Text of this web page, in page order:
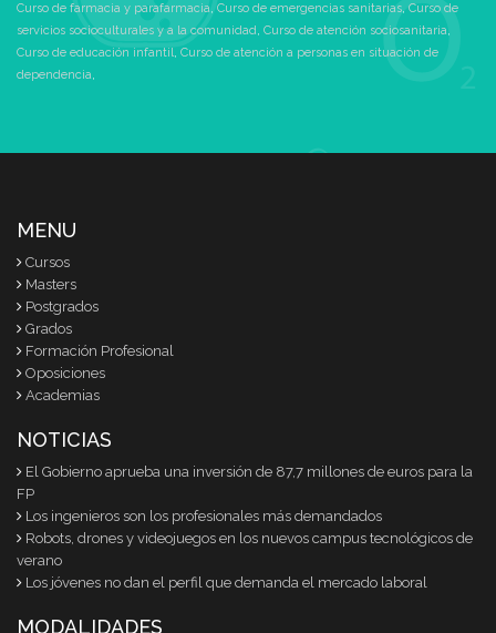
Curso de farmacia y parafarmacia,Curso de emergencias sanitarias,Curso de
servicios socioculturales y a la comunidad, Curso de atención sociosanitaria,
Curso de educación infantil, Curso de atención a personas en situación de
dependencia,
MENU
Cursos
Masters
Postgrados
Grados
Formación Profesional
Oposiciones
Academias
NOTICIAS
El Gobierno aprueba una inversión de 87,7 millones de euros para la
FP
Los ingenieros son los profesionales más demandados
Robots, drones y videojuegos en los nuevos campus tecnológicos de
verano
Los jóvenes no dan el perfil que demanda el mercado laboral
MODALIDADES